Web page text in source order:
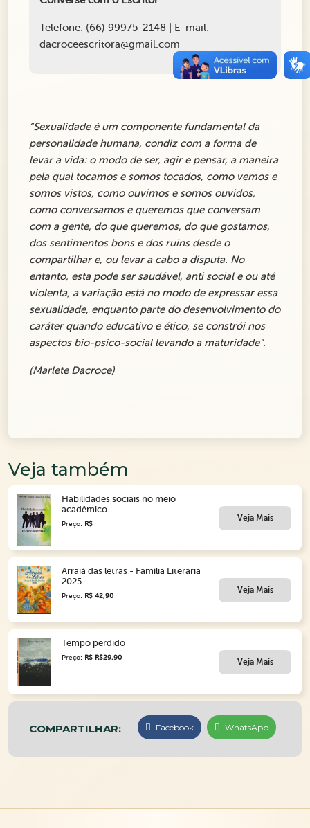
Telefone: (66) 99975-2148 | E-mail:
dacroceescritora@gmail.com
“Sexualidade é um componente fundamental da
personalidade humana, condiz com a forma de
levar a vida: o modo de ser, agir e pensar, a maneira
pela qual tocamos e somos tocados, como vemos e
somos vistos, como ouvimos e somos ouvidos,
como conversamos e queremos que conversam
com a gente, do que queremos, do que gostamos,
dos sentimentos bons e dos ruins desde o
compartilhar e, ou levar a cabo a disputa. No
entanto, esta pode ser saudável, anti social e ou até
violenta, a variação está no modo de expressar essa
sexualidade, enquanto parte do desenvolvimento do
caráter quando educativo e ético, se constrói nos
aspectos bio-psico-social levando a maturidade".
(Marlete Dacroce)
Veja também
Habilidades sociais no meio
acadêmico
Preço: R$
Veja Mais
Arraiá das letras - Família Literária
2025
Preço: R$ 42,90
Veja Mais
Tempo perdido
Preço: R$ R$29,90 Veja Mais
COMPARTILHAR: Facebook WhatsApp